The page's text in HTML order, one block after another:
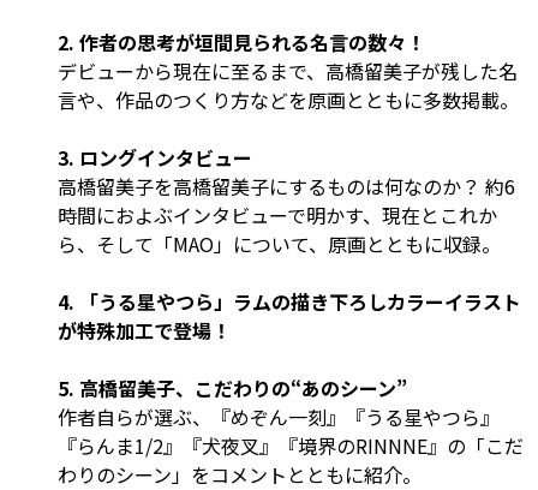
2. 作者の思考が垣間見られる名言の数々！
デビューから現在に至るまで、高橋留美子が残した名
言や、作品のつくり方などを原画とともに多数掲載。
3. ロングインタビュー
高橋留美子を高橋留美子にするものは何なのか？ 約6
時間におよぶインタビューで明かす、現在とこれか
ら、そして「MAO」について、原画とともに収録。
4. 「うる星やつら」ラムの描き下ろしカラーイラスト
が特殊加工で登場！
5. 高橋留美子、こだわりの“あのシーン”
作者自らが選ぶ、『めぞん一刻』『うる星やつら』
『らんま1/2』『犬夜叉』『境界のRINNNE』の「こだ
わりのシーン」をコメントとともに紹介。